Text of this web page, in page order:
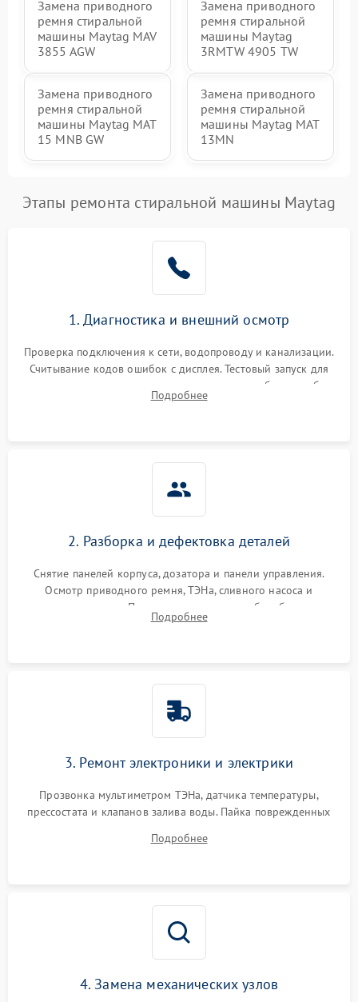
Замена приводного
ремня стиральной
машины Maytag MAV
3855 AGW
Замена приводного
ремня стиральной
машины Maytag
3RMTW 4905 TW
Замена приводного
ремня стиральной
машины Maytag MAT
15 MNB GW
Замена приводного
ремня стиральной
машины Maytag MAT
13MN
Этапы ремонта стиральной машины Maytag
1. Диагностика и внешний осмотр
Проверка подключения к сети, водопроводу и канализации.
Считывание кодов ошибок с дисплея. Тестовый запуск для
выявления посторонних шумов, протечек или сбоев в работе
электронного модуля управления.
Подробнее
2. Разборка и дефектовка деталей
Снятие панелей корпуса, дозатора и панели управления.
Осмотр приводного ремня, ТЭНа, сливного насоса и
амортизаторов. Проверка подшипников барабана и
крестовины на износ, а манжеты люка на разрывы.
Подробнее
3. Ремонт электроники и электрики
Прозвонка мультиметром ТЭНа, датчика температуры,
прессостата и клапанов залива воды. Пайка поврежденных
Восстановление целостности проводки и контактов.
Подробнее
4. Замена механических узлов